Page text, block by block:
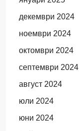
декември 2024
ноември 2024
октомври 2024
септември 2024
август 2024
юли 2024
юни 2024